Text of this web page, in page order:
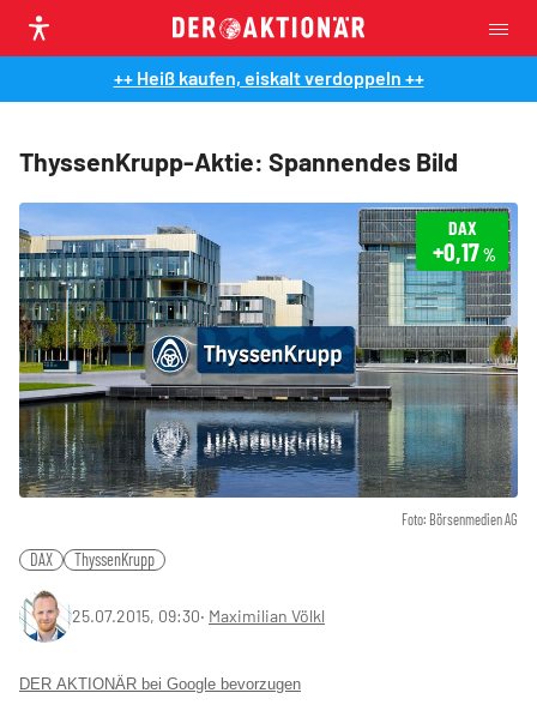
++ Heiß kaufen, eiskalt verdoppeln ++
ThyssenKrupp-Aktie: Spannendes Bild
Foto: Börsenmedien AG
DAX
+0,17%
DAX ThyssenKrupp
25.07.2015, 09:30‧ Maximilian Völkl
DER AKTIONÄR bei Google bevorzugen